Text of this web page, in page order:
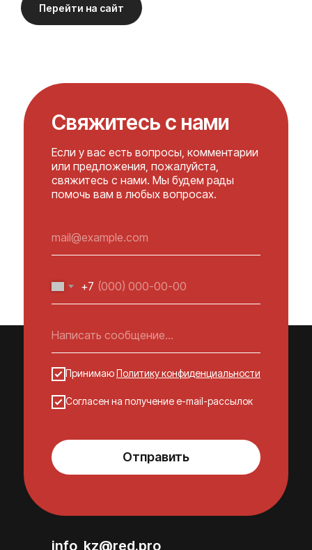
Перейти на сайт
Свяжитесь с нами
Если у вас есть вопросы, комментарии
или предложения, пожалуйста,
свяжитесь с нами. Мы будем рады
помочь вам в любых вопросах.
info_kz@red.pro
+7
ПринимаюПолитику конфиденциальности
Согласен на получение e-mail-рассылок
Отправить